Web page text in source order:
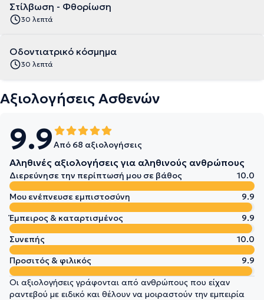
Στίλβωση - Φθορίωση
30 λεπτά
Οδοντιατρικό κόσμημα
30 λεπτά
Αξιολογήσεις Ασθενών
9.9Από 68 αξιολογήσεις
Αληθινές αξιολογήσεις για αληθινούς ανθρώπους
Διερεύνησε την περίπτωσή μου σε βάθος
10.0
Μου ενέπνευσε εμπιστοσύνη
9.9
Έμπειρος & καταρτισμένος
9.9
Συνεπής
10.0
Προσιτός & φιλικός
9.9
Οι αξιολογήσεις γράφονται από ανθρώπους που είχαν
ραντεβού με ειδικό και θέλουν να μοιραστούν την εμπειρία